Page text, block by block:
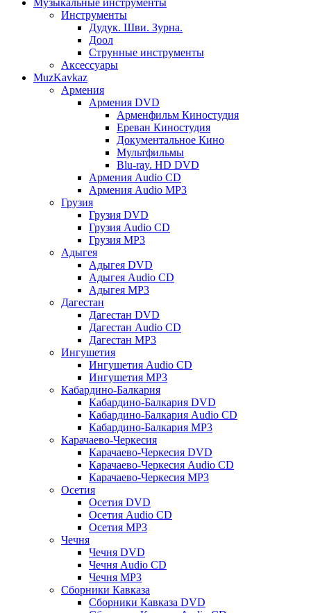
Музыкальные инструменты
Инструменты
Дудук. Шви. Зурна.
Доол
Струнные инструменты
Аксессуары
MuzKavkaz
Армения
Армения DVD
Арменфильм Киностудия
Ереван Киностудия
Документальное Кино
Мультфильмы
Blu-ray. HD DVD
Армения Audio CD
Армения Audio MP3
Грузия
Грузия DVD
Грузия Audio CD
Грузия MP3
Адыгея
Адыгея DVD
Адыгея Audio CD
Адыгея MP3
Дагестан
Дагестан DVD
Дагестан Audio CD
Дагестан MP3
Ингушетия
Ингушетия Audio CD
Ингушетия MP3
Кабардино-Балкария
Кабардино-Балкария DVD
Кабардино-Балкария Audio CD
Кабардино-Балкария MP3
Карачаево-Черкесия
Карачаево-Черкесия DVD
Карачаево-Черкесия Audio CD
Карачаево-Черкесия MP3
Осетия
Осетия DVD
Осетия Audio CD
Осетия MP3
Чечня
Чечня DVD
Чечня Audio CD
Чечня MP3
Сборники Кавказа
Сборники Кавказа DVD